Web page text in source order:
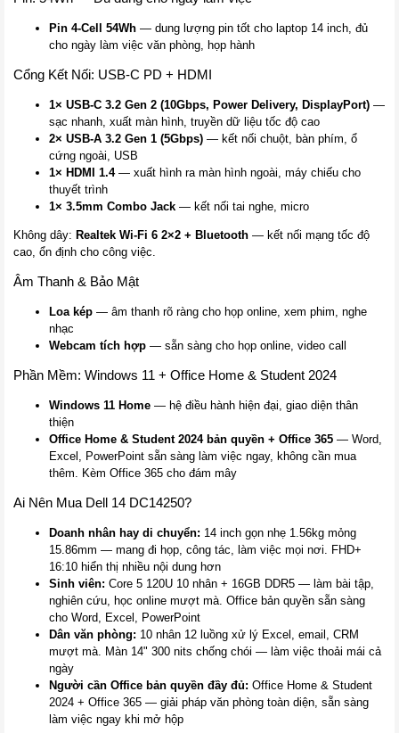
Pin 4-Cell 54Wh — dung lượng pin tốt cho laptop 14 inch, đủ
cho ngày làm việc văn phòng, họp hành
Cổng Kết Nối: USB-C PD + HDMI
1× USB-C 3.2 Gen 2 (10Gbps, Power Delivery, DisplayPort) —
sạc nhanh, xuất màn hình, truyền dữ liệu tốc độ cao
2× USB-A 3.2 Gen 1 (5Gbps) — kết nối chuột, bàn phím, ổ
cứng ngoài, USB
1× HDMI 1.4— xuất hình ra màn hình ngoài, máy chiếu cho
thuyết trình
1× 3.5mm Combo Jack — kết nối tai nghe, micro
Không dây: Realtek Wi-Fi 6 2×2 + Bluetooth — kết nối mạng tốc độ
cao, ổn định cho công việc.
Âm Thanh & Bảo Mật
Loa kép — âm thanh rõ ràng cho họp online, xem phim, nghe
nhạc
Webcam tích hợp — sẵn sàng cho họp online, video call
Phần Mềm: Windows 11 + Office Home & Student 2024
Windows 11 Home — hệ điều hành hiện đại, giao diện thân
thiện
Office Home & Student 2024 bản quyền + Office 365 — Word,
Excel, PowerPoint sẵn sàng làm việc ngay, không cần mua
thêm. Kèm Office 365 cho đám mây
Ai Nên Mua Dell 14 DC14250?
Doanh nhân hay di chuyển: 14 inch gọn nhẹ 1.56kg mỏng
15.86mm — mang đi họp, công tác, làm việc mọi nơi. FHD+
16:10 hiển thị nhiều nội dung hơn
Sinh viên: Core 5 120U 10 nhân + 16GB DDR5 — làm bài tập,
nghiên cứu, học online mượt mà. Office bản quyền sẵn sàng
cho Word, Excel, PowerPoint
Dân văn phòng: 10 nhân 12 luồng xử lý Excel, email, CRM
mượt mà. Màn 14" 300 nits chống chói — làm việc thoải mái cả
ngày
Người cần Office bản quyền đầy đủ: Office Home & Student
2024 + Office 365 — giải pháp văn phòng toàn diện, sẵn sàng
làm việc ngay khi mở hộp